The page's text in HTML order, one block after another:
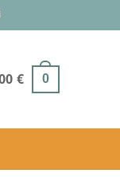
€ 0